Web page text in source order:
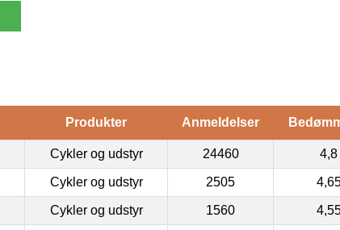
Produkter Anmeldelser
Cykler og udstyr 24460 4,8
Cykler og udstyr 2505
Cykler og udstyr 1560